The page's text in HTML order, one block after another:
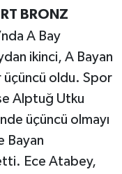
BRONZ
A Bay
ikinci, A Bayan
oldu. Spor
Alptuğ Utku
üçüncü olmayı
Bayan
Ece Atabey,